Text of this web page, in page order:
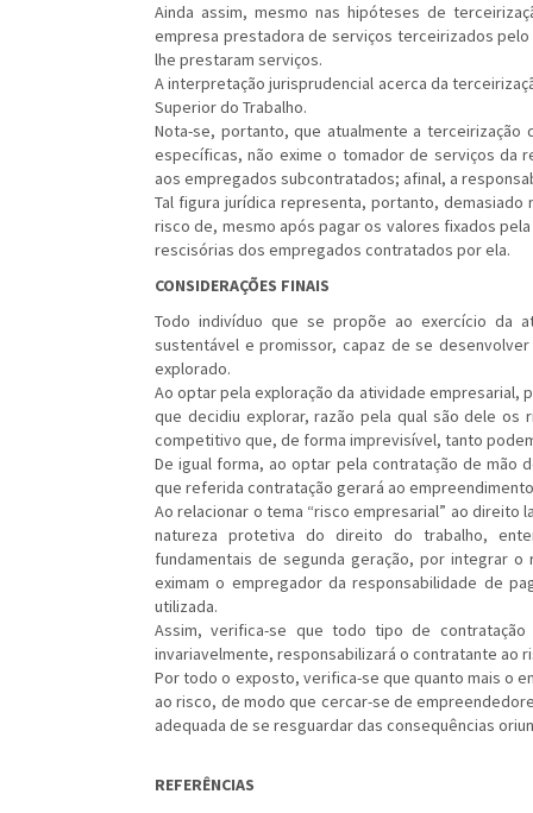
Ainda assim, mesmo nas hipóteses de
empresa prestadora de serviços terceirizados
lhe prestaram serviços.
A interpretação jurisprudencial acerca da
Superior do Trabalho.
Nota-se, portanto, que atualmente a
específicas, não exime o tomador de serviços da
aos empregados subcontratados; afinal, a
Tal figura jurídica representa, portanto,
risco de, mesmo após pagar os valores fixados
rescisórias dos empregados contratados por ela.
CONSIDERAÇÕES FINAIS
Todo indivíduo que se propõe ao exercício da
sustentável e promissor, capaz de se
explorado.
Ao optar pela exploração da atividade empresarial,
que decidiu explorar, razão pela qual são dele os
competitivo que, de forma imprevisível, tanto
De igual forma, ao optar pela contratação de mão
que referida contratação gerará ao
Ao relacionar o tema “risco empresarial” ao
natureza protetiva do direito do trabalho,
fundamentais de segunda geração, por integrar
eximam o empregador da responsabilidade de
utilizada.
Assim, verifica-se que todo tipo de
invariavelmente, responsabilizará o contratante ao
Por todo o exposto, verifica-se que quanto mais o
ao risco, de modo que cercar-se de
adequada de se resguardar das consequências
REFERÊNCIAS